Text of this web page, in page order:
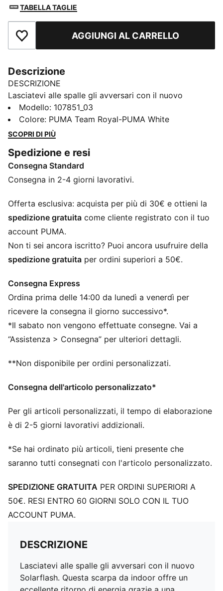
TABELLA TAGLIE
Aggiungi ai PreferitiAGGIUNGI AL CARRELLO
Descrizione
DESCRIZIONE
Lasciatevi alle spalle gli avversari con il nuovo
Solarflash. Questa scarpa da indoor offre un
eccellente ritorno di energia grazie a una tecnologia
leggera nell'intersuola che aumenta l'esplosività. La
superiore stabile che offre un sostegno maggiore per
tutti i movimenti multidirezionali.
CARATTERISTICHE + VANTAGGI
di materiali riciclati
DETTAGLI
Vestibilità regolare
laterale
Rete Ventair per la traspirazione
PUMA per ragazzi: per bambini più grandi dagli otto ai
sedici anni
PUMA per ragazzi: per bambini più grandi dagli otto ai
sedici anni
Modello: 107851_03
Colore: PUMA Team Royal-PUMA White
SCOPRI DI PIÙ
Spedizione e resi
Consegna Standard
Consegna in 2-4 giorni lavorativi.
Offerta esclusiva: acquista per più di 30€ e ottieni la
spedizione gratuita come cliente registrato con il tuo
account PUMA.
Non ti sei ancora iscritto? Puoi ancora usufruire della
spedizione gratuita per ordini superiori a 50€.
Consegna Express
Ordina prima delle 14:00 da lunedì a venerdì per
ricevere la consegna il giorno successivo*.
*Il sabato non vengono effettuate consegne. Vai a
“Assistenza > Consegna” per ulteriori dettagli.
**Non disponibile per ordini personalizzati.
Consegna dell'articolo personalizzato*
Per gli articoli personalizzati, il tempo di elaborazione
è di 2-5 giorni lavorativi addizionali.
*Se hai ordinato più articoli, tieni presente che
saranno tutti consegnati con l'articolo personalizzato.
SPEDIZIONE GRATUITA PER ORDINI SUPERIORI A
50€. RESI ENTRO 60 GIORNI SOLO CON IL TUO
ACCOUNT PUMA.
DESCRIZIONE
Lasciatevi alle spalle gli avversari con il nuovo
Solarflash. Questa scarpa da indoor offre un